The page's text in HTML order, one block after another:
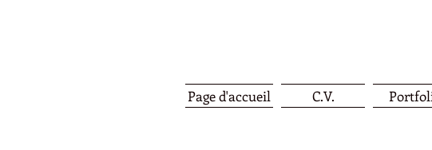
Page d'accueil C.V.